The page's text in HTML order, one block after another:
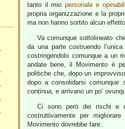
tanto il mio personale e
propria organizzazione e la
ma non hanno sortito alcun
Va comunque sottolineato
da una parte costruendo
costringendolo comunque a un
andate bene, il Movimento è
politiche che, dopo un
dopo a consolidarsi
continua, e arrivano un po’
Ci sono però dei rischi e
costruttivamente per
Movimento dovrebbe fare.